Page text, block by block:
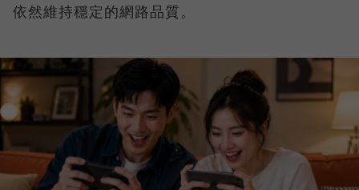
依然維持穩定的網路品質。